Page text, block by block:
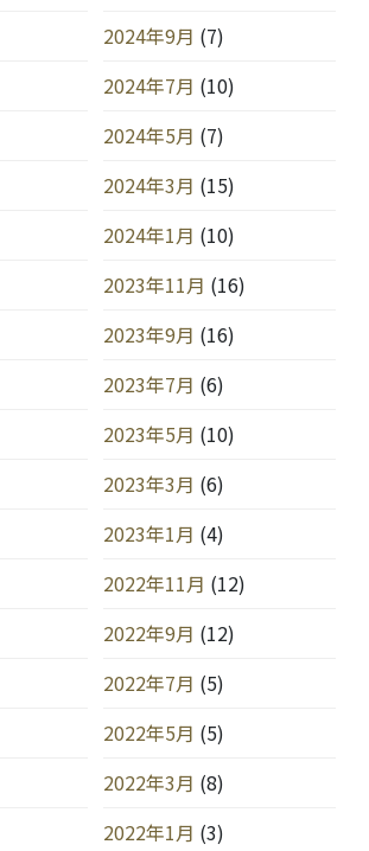
2024年9月 (7)
2024年7月 (10)
2024年5月 (7)
2024年3月 (15)
2024年1月 (10)
2023年11月 (16)
2023年9月 (16)
2023年7月 (6)
2023年5月 (10)
2023年3月 (6)
2023年1月 (4)
2022年11月 (12)
2022年9月 (12)
2022年7月 (5)
2022年5月 (5)
2022年3月 (8)
2022年1月 (3)